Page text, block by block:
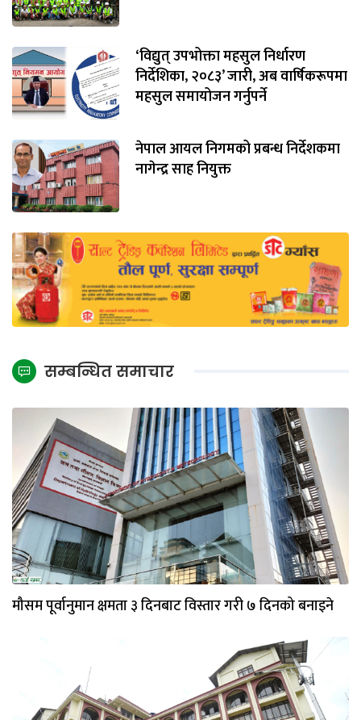
‘विद्युत् उपभोक्ता महसुल निर्धारण
निर्देशिका, २०८३’ जारी, अब वार्षिकरूपमा
महसुल समायोजन गर्नुपर्ने
नेपाल आयल निगमको प्रबन्ध निर्देशकमा
नागेन्द्र साह नियुक्त
सम्बन्धित समाचार
मौसम पूर्वानुमान क्षमता ३ दिनबाट विस्तार गरी ७ दिनको बनाइने